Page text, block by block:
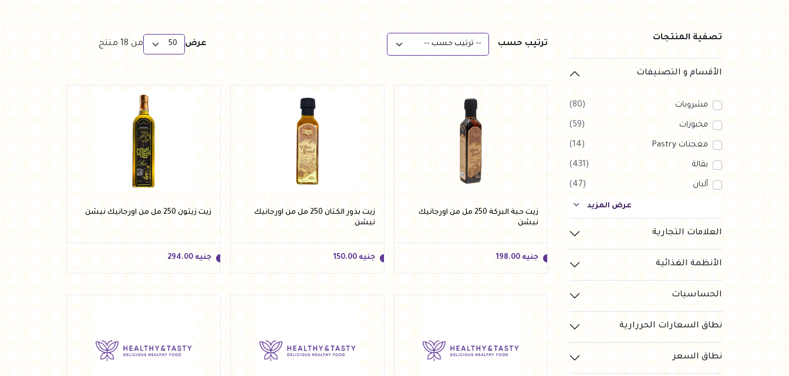
تصفية المنتجات
الأقسام و التصنيفات
مشروبات (80)
مخبوزات (59)
معجنات Pastry (14)
بقالة (431)
ألبان (47)
(123)
دواجن (56)
العروض Offers (1)
جزارة (120)
رايس كيك Rice cake (10)
عرض المزيد
العلامات التجارية
الأنظمة الغذائية
الحساسيات
نطاق السعارات الحررارية
نطاق السعر
ترتيب حسب عرض من18منتج
زيت حبة البركة 250 مل من اورجانيك
نيشن
جنيه 198.00
جنيه 198.00
زيت بذور الكتان 250 مل من اورجانيك
نيشن
جنيه 150.00
جنيه 150.00
زيت زيتون 250 مل من اورجانيك نيشن
جنيه 294.00
جنيه 294.00